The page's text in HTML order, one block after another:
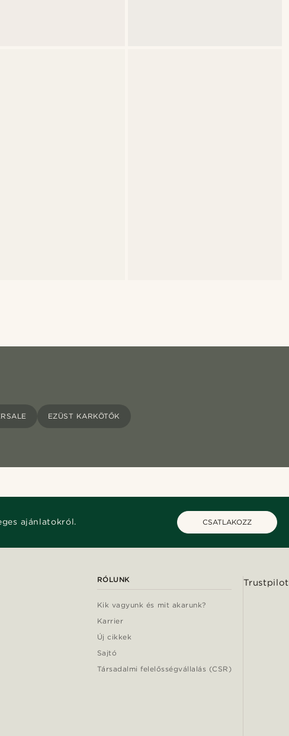
EZÜST KARKÖTŐK
ajánlatokról. CSATLAKOZZ
RÓLUNK
Kik vagyunk és mit akarunk?
Karrier
Új cikkek
Sajtó
Társadalmi felelősségvállalás (CSR)
Trustpilot